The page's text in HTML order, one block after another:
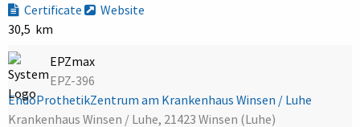
Certificate
Website
30,5 km
EPZmax
EPZ-396
EndoProthetikZentrum am Krankenhaus Winsen / Luhe
Krankenhaus Winsen / Luhe, 21423 Winsen (Luhe)